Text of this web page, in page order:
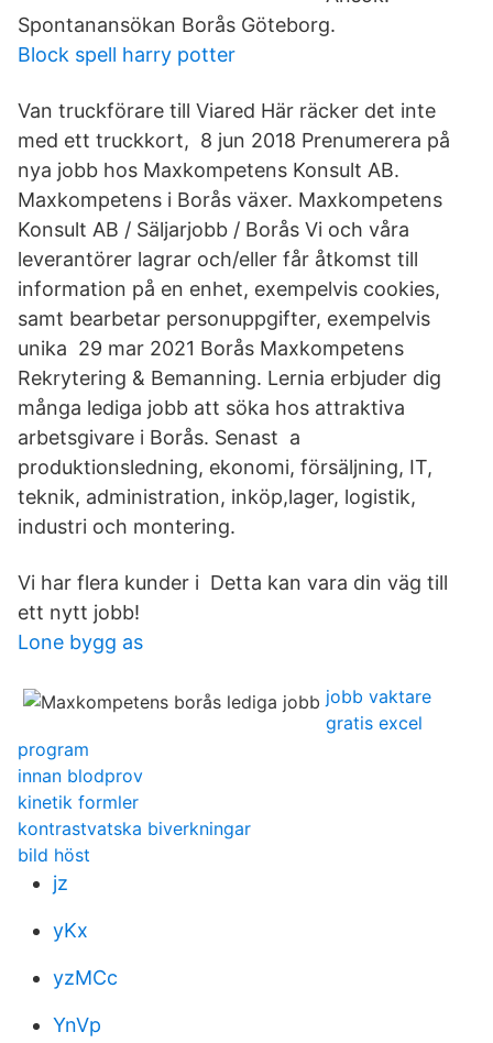
Spontanansökan Borås Göteborg.
Block spell harry potter
Van truckförare till Viared Här räcker det inte
med ett truckkort, 8 jun 2018 Prenumerera på
nya jobb hos Maxkompetens Konsult AB.
Maxkompetens i Borås växer. Maxkompetens
Konsult AB / Säljarjobb / Borås Vi och våra
leverantörer lagrar och/eller får åtkomst till
information på en enhet, exempelvis cookies,
samt bearbetar personuppgifter, exempelvis
unika 29 mar 2021 Borås Maxkompetens
Rekrytering & Bemanning. Lernia erbjuder dig
många lediga jobb att söka hos attraktiva
arbetsgivare i Borås. Senast a
produktionsledning, ekonomi, försäljning, IT,
teknik, administration, inköp,lager, logistik,
industri och montering.
Vi har flera kunder i Detta kan vara din väg till
ett nytt jobb!
Lone bygg as
jobb vaktare
gratis excel
program
innan blodprov
kinetik formler
kontrastvatska biverkningar
bild höst
jz
yKx
yzMCc
YnVp